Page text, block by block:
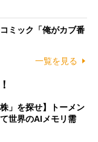
ミック「俺がカブ番
一覧を見る
」を探せ】トーメン
世界のAIメモリ需